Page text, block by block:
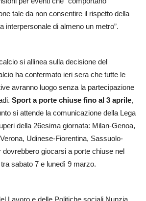
tale da non consentire il rispetto della
interpersonale di almeno un metro”.
si allinea sulla decisione del
ha confermato ieri sera che tutte le
avranno luogo senza la partecipazione
Sport a porte chiuse fino al 3 aprile,
si attende la comunicazione della Lega
della 26esima giornata: Milan-Genoa,
Udinese-Fiorentina, Sassuolo-
giocarsi a porte chiuse nel
sabato 7 e lunedì 9 marzo.
Lavoro e delle Politiche sociali Nunzia